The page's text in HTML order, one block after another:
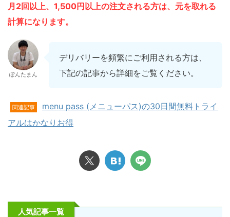
月2回以上、1,500円以上の注文される方は、元を取れる
計算になります。
ぽんたまん
デリバリーを頻繁にご利用される方は、
下記の記事から詳細をご覧ください。
関連記事
menu pass (メニューパス)の30日間無料トライ
アルはかなりお得
人気記事一覧